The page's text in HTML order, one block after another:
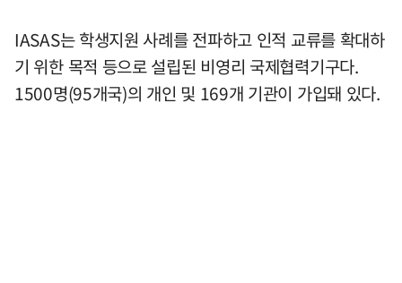
IASAS는 학생지원 사례를 전파하고 인적 교류를 확대하
기 위한 목적 등으로 설립된 비영리 국제협력기구다.
1500명(95개국)의 개인 및 169개 기관이 가입돼 있다.